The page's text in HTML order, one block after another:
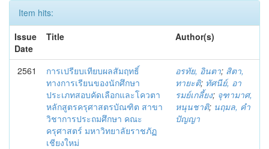
Item hits:
Issue
Date
Title Author(s)
2561
การเปรียบเทียบผลสัมฤทธิ์
ทางการเรียนของนักศึกษา
ประเภทสอบคัดเลือกและโควตา
หลักสูตรครุศาสตรบัณฑิต สาขา
วิชาการประถมศึกษา คณะ
ครุศาสตร์ มหาวิทยาลัยราชภัฏ
เชียงใหม่
อรทัย, อินตา; สิตา,
ทายะติ; ทัศนีย์, อา
รมย์เกลี้ยง; จุฑามาศ,
หนุนชาติ; นฤมล, คำ
ปัญญา